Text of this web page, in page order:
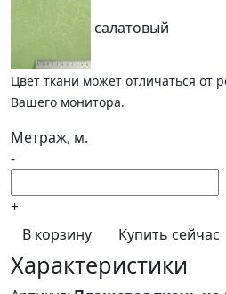
салатовый
Цвет ткани может отличаться от
Вашего монитора.
Метраж, м.
-
+
В корзину
Купить сейчас
Характеристики